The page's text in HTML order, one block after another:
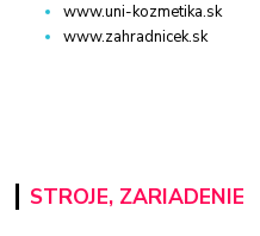
www.uni-kozmetika.sk
www.zahradnicek.sk
STROJE, ZARIADENIE